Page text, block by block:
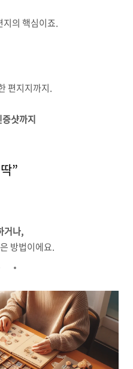
지의 핵심이죠.
편지지까지.
샷까지
”
거나,
방법이에요.